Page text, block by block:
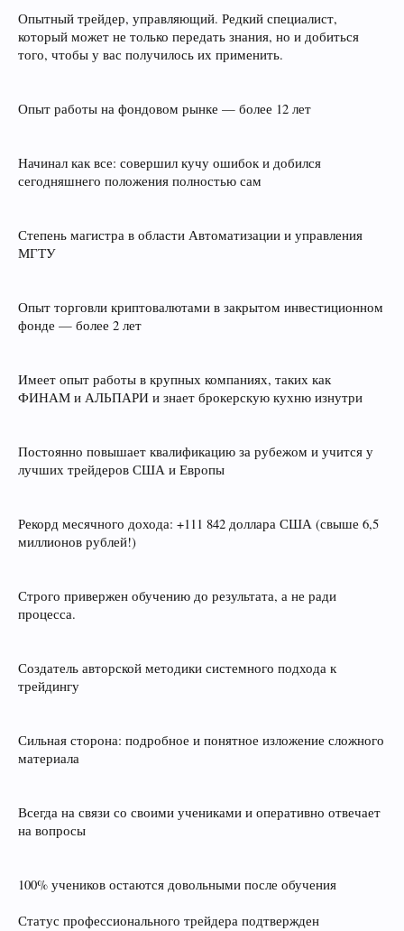
Опытный трейдер, управляющий. Редкий специалист,
который может не только передать знания, но и добиться
того, чтобы у вас получилось их применить.
Опыт работы на фондовом рынке — более 12 лет
Начинал как все: совершил кучу ошибок и добился
сегодняшнего положения полностью сам
Степень магистра в области Автоматизации и управления
МГТУ
Опыт торговли криптовалютами в закрытом инвестиционном
фонде — более 2 лет
Имеет опыт работы в крупных компаниях, таких как
ФИНАМ и АЛЬПАРИ и знает брокерскую кухню изнутри
Постоянно повышает квалификацию за рубежом и учится у
лучших трейдеров США и Европы
Рекорд месячного дохода: +111 842 доллара США (свыше 6,5
миллионов рублей!)
Строго привержен обучению до результата, а не ради
процесса.
Создатель авторской методики системного подхода к
трейдингу
Сильная сторона: подробное и понятное изложение сложного
материала
Всегда на связи со своими учениками и оперативно отвечает
на вопросы
100% учеников остаются довольными после обучения
Статус профессионального трейдера подтвержден